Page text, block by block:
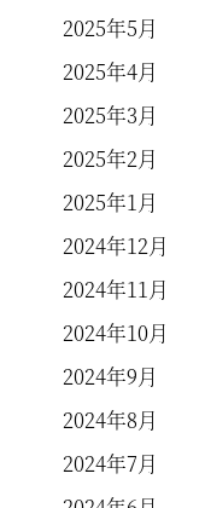
2025年5月
2025年4月
2025年3月
2025年2月
2025年1月
2024年12月
2024年11月
2024年10月
2024年9月
2024年8月
2024年7月